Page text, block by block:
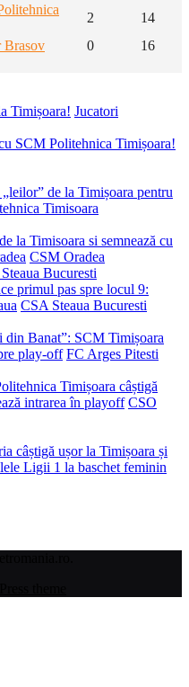
2
14
Brasov 0
16
Timișoara! Jucatori
SCM Politehnica Timișoara!
de la Timișoara pentru
Timisoara
la Timisoara si semnează cu
CSM Oradea
primul pas spre locul 9:
CSA Steaua Bucuresti
Banat”: SCM Timișoara
play-off FC Arges Pitesti
Timișoara câștigă
intrarea în playoff CSO
câștigă ușor la Timișoara și
Ligii 1 la baschet feminin